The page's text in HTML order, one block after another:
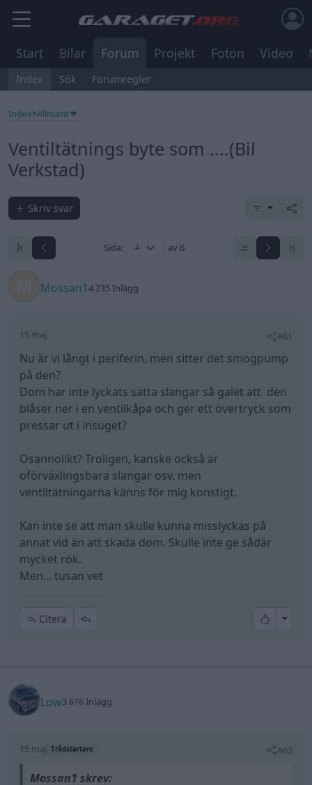
Start Bilar Forum Projekt Foton Video
Index Sök Forumregler
Index>Allmänt
Ventiltätnings byte som ....(Bil
Verkstad)
Skriv svar
Sida: av 6
Mossan14 235 Inlägg
15 maj #61
Nu är vi långt i periferin, men sitter det smogpump
på den?
Dom har inte lyckats sätta slangar så galet att den
blåser ner i en ventilkåpa och ger ett övertryck som
pressar ut i insuget?
Osannolikt? Troligen, kanske också är
oförväxlingsbara slangar osv, men
ventiltätningarna känns för mig konstigt.
Kan inte se att man skulle kunna misslyckas på
annat vid än att skada dom. Skulle inte ge sådär
mycket rök.
Men... tusan vet
Citera All
Low3 616 Inlägg
15 maj Trådstartare #62
Mossan1 skrev: